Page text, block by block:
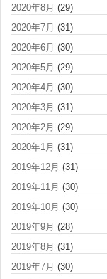
2020年8月 (29)
2020年7月 (31)
2020年6月 (30)
2020年5月 (29)
2020年4月 (30)
2020年3月 (31)
2020年2月 (29)
2020年1月 (31)
2019年12月 (31)
2019年11月 (30)
2019年10月 (30)
2019年9月 (28)
2019年8月 (31)
2019年7月 (30)